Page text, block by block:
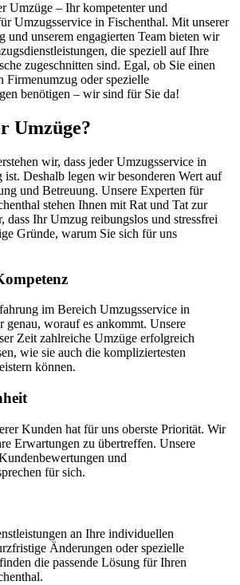
Umzüge – Ihr kompetenter und
Umzugsservice in Fischenthal. Mit unserer
und unserem engagierten Team bieten wir
die speziell auf Ihre
zugeschnitten sind. Egal, ob Sie einen
Firmenumzug oder spezielle
benötigen – wir sind für Sie da!
Umzüge?
wir, dass jeder Umzugsservice in
ist. Deshalb legen wir besonderen Wert auf
und Betreuung. Unsere Experten für
stehen Ihnen mit Rat und Tat zur
dass Ihr Umzug reibungslos und stressfrei
Gründe, warum Sie sich für uns
im Bereich Umzugsservice in
genau, worauf es ankommt. Unsere
Zeit zahlreiche Umzüge erfolgreich
wie sie auch die kompliziertesten
können.
Kunden hat für uns oberste Priorität. Wir
Erwartungen zu übertreffen. Unsere
und
für sich.
an Ihre individuellen
Änderungen oder spezielle
die passende Lösung für Ihren